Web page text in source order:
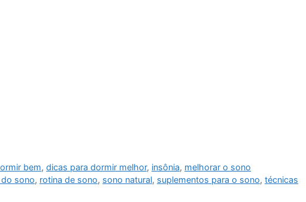
bem,dicas para dormir melhor, insônia, melhorar o sono
sono, rotina de sono, sono natural, suplementos para o sono, técnicas